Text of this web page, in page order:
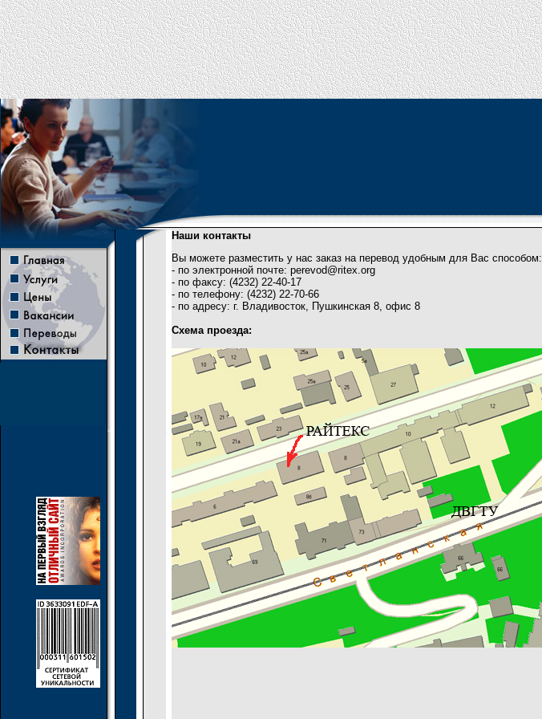
Наши контакты
Вы можете разместить у нас заказ на перевод удобным для Вас способом:
- по электронной почте: perevod@ritex.org
- по факсу: (4232) 22-40-17
- по телефону: (4232) 22-70-66
- по адресу: г. Владивосток, Пушкинская 8, офис 8
Схема проезда: